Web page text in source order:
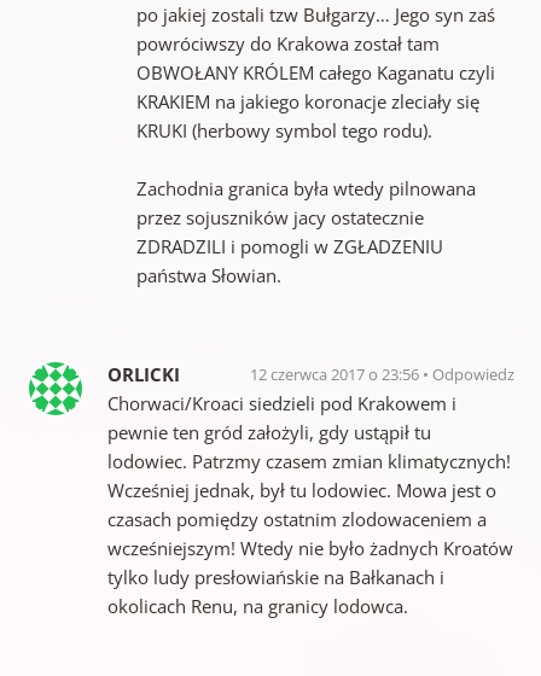
po jakiej zostali tzw Bułgarzy… Jego syn zaś
powróciwszy do Krakowa został tam
OBWOŁANY KRÓLEM całego Kaganatu czyli
KRAKIEM na jakiego koronacje zleciały się
KRUKI (herbowy symbol tego rodu).
Zachodnia granica była wtedy pilnowana
przez sojuszników jacy ostatecznie
ZDRADZILI i pomogli w ZGŁADZENIU
państwa Słowian.
ORLICKI 12 czerwca 2017 o 23:56 Odpowiedz
Chorwaci/Kroaci siedzieli pod Krakowem i
pewnie ten gród założyli, gdy ustąpił tu
lodowiec. Patrzmy czasem zmian klimatycznych!
Wcześniej jednak, był tu lodowiec. Mowa jest o
czasach pomiędzy ostatnim zlodowaceniem a
wcześniejszym! Wtedy nie było żadnych Kroatów
tylko ludy presłowiańskie na Bałkanach i
okolicach Renu, na granicy lodowca.